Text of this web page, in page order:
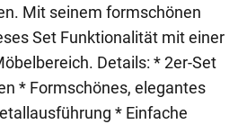
Mit seinem formschönen
Set Funktionalität mit einer
Details: * 2er-Set
* Formschönes, elegantes
* Einfache